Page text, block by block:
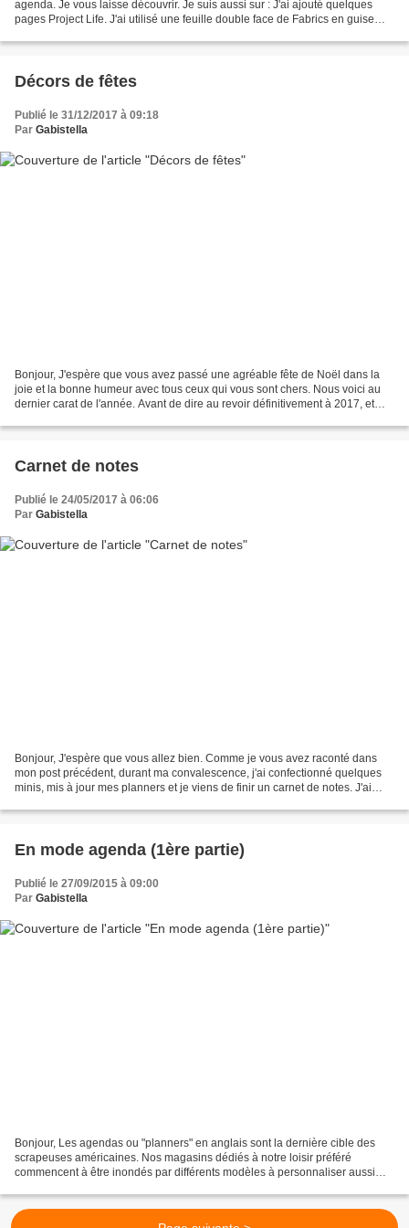
agenda. Je vous laisse découvrir. Je suis aussi sur : J'ai ajouté quelques
pages Project Life. J'ai utilisé une feuille double face de Fabrics en guise
Décors de fêtes
Publié le 31/12/2017 à 09:18
Par Gabistella
Bonjour, J'espère que vous avez passé une agréable fête de Noël dans la
joie et la bonne humeur avec tous ceux qui vous sont chers. Nous voici au
dernier carat de l'année. Avant de dire au revoir définitivement à 2017, et
Carnet de notes
Publié le 24/05/2017 à 06:06
Par Gabistella
Bonjour, J'espère que vous allez bien. Comme je vous avez raconté dans
mon post précédent, durant ma convalescence, j'ai confectionné quelques
minis, mis à jour mes planners et je viens de finir un carnet de notes. J'ai
En mode agenda (1ère partie)
Publié le 27/09/2015 à 09:00
Par Gabistella
Bonjour, Les agendas ou "planners" en anglais sont la dernière cible des
scrapeuses américaines. Nos magasins dédiés à notre loisir préféré
commencent à être inondés par différents modèles à personnaliser aussi